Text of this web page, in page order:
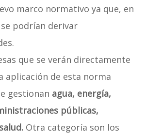
marco normativo ya que, en
podrían derivar
que se verán directamente
aplicación de esta norma
gestionan agua, energía,
públicas,
Otra categoría son los